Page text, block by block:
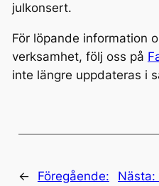
julkonsert.
För löpande information
verksamhet, följ oss på
inte längre uppdateras i
←
Föregående:
Nästa: